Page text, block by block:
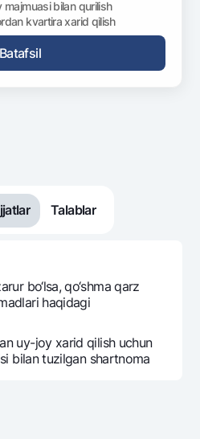
bilan qurilish
kvartira xarid qilish
Batafsil
Talablar
bo‘lsa, qo‘shma qarz
haqidagi
uy-joy xarid qilish uchun
bilan tuzilgan shartnoma